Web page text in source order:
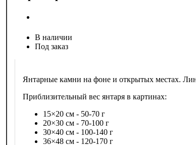
В наличии
Под заказ
Янтарные камни на фоне и открытых местах.
Приблизительный вес янтаря в картинах:
15×20 см - 50-70 г
20×30 см - 70-100 г
30×40 см - 100-140 г
36×48 см - 120-170 г